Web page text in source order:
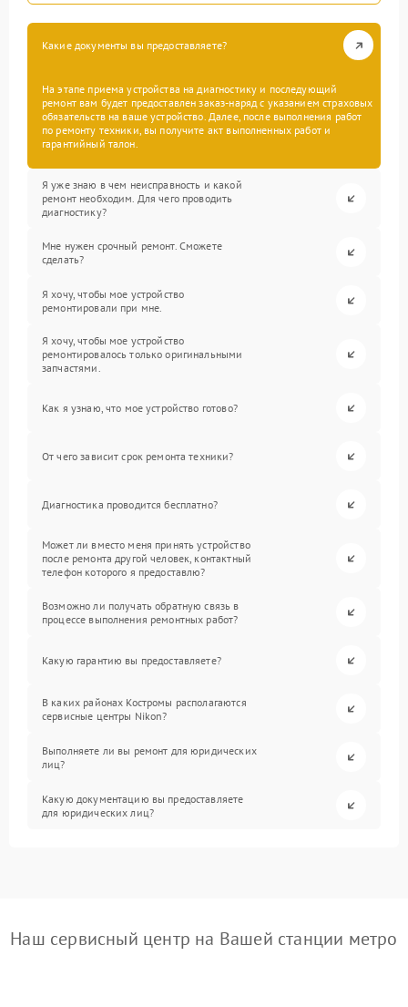
Какие документы вы предоставляете?
На этапе приема устройства на диагностику и последующий
ремонт вам будет предоставлен заказ-наряд с указанием страховых
обязательств на ваше устройство. Далее, после выполнения работ
по ремонту техники, вы получите акт выполненных работ и
гарантийный талон.
Я уже знаю в чем неисправность и какой
ремонт необходим. Для чего проводить
диагностику?
Мне нужен срочный ремонт. Сможете
сделать?
Я хочу, чтобы мое устройство
ремонтировали при мне.
Я хочу, чтобы мое устройство
ремонтировалось только оригинальными
запчастями.
Как я узнаю, что мое устройство готово?
От чего зависит срок ремонта техники?
Диагностика проводится бесплатно?
Может ли вместо меня принять устройство
после ремонта другой человек, контактный
телефон которого я предоставлю?
Возможно ли получать обратную связь в
процессе выполнения ремонтных работ?
Какую гарантию вы предоставляете?
В каких районах Костромы располагаются
сервисные центры Nikon?
Выполняете ли вы ремонт для юридических
лиц?
Какую документацию вы предоставляете
для юридических лиц?
Наш сервисный центр на Вашей станции метро